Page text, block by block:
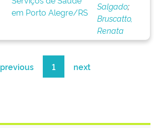
em Porto Alegre/RS
Salgado;
Bruscatto,
Renata
previous 1 next